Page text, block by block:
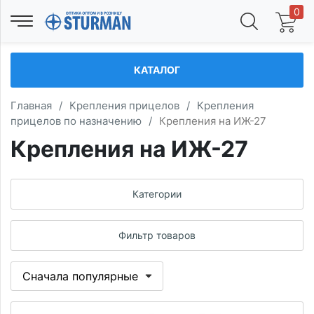
0
КАТАЛОГ
Главная / Крепления прицелов / Крепления
прицелов по назначению / Крепления на ИЖ-27
Крепления на ИЖ-27
Категории
Фильтр товаров